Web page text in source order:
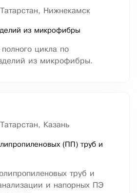
Нижнекамск
из микрофибры
цикла по
из микрофибры.
Казань
(ПП) труб и
труб и
и напорных ПЭ